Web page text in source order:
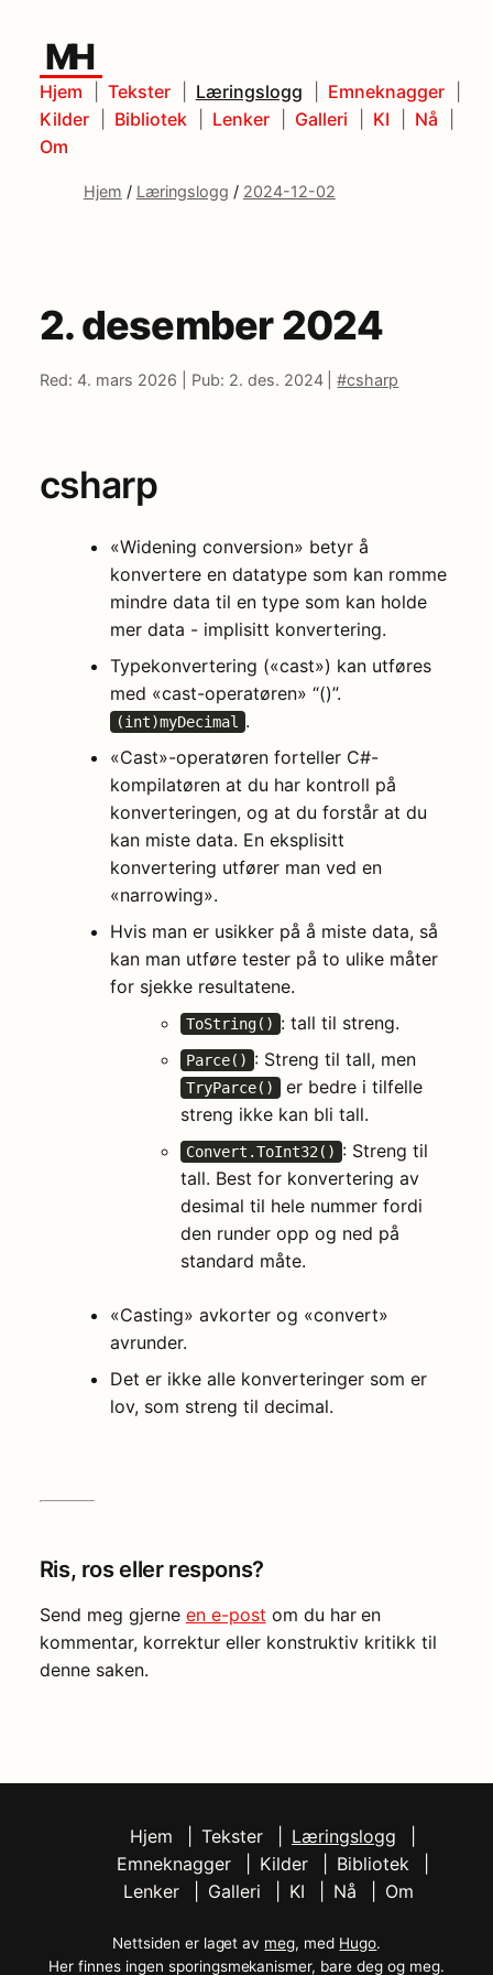
MH
Hjem Tekster Læringslogg
Emneknagger
Kilder
Bibliotek Lenker Galleri KI
Nå
Om
Hjem / Læringslogg / 2024-12-02
2. desember 2024
Red: 4. mars 2026 | Pub: 2. des. 2024 |#csharp
csharp
«Widening conversion» betyr å
konvertere en datatype som kan romme
mindre data til en type som kan holde
mer data - implisitt konvertering.
Typekonvertering («cast») kan utføres
med «cast-operatøren» “()”.
(int)myDecimal .
«Cast»-operatøren forteller C#-
kompilatøren at du har kontroll på
konverteringen, og at du forstår at du
kan miste data. En eksplisitt
konvertering utfører man ved en
«narrowing».
Hvis man er usikker på å miste data, så
kan man utføre tester på to ulike måter
for sjekke resultatene.
ToString() : tall til streng.
Parce() : Streng til tall, men
TryParce()
er bedre i tilfelle
streng ikke kan bli tall.
Convert.ToInt32() : Streng til
tall. Best for konvertering av
desimal til hele nummer fordi
den runder opp og ned på
standard måte.
«Casting» avkorter og «convert»
avrunder.
Det er ikke alle konverteringer som er
lov, som streng til decimal.
Ris, ros eller respons?
Send meg gjerne en e-post om du har en
kommentar, korrektur eller konstruktiv kritikk til
denne saken.
Hjem Tekster
Læringslogg
Emneknagger
Kilder
Bibliotek
Lenker
Galleri KI Nå Om
Nettsiden er laget av meg, med Hugo.
Her finnes ingen sporingsmekanismer, bare deg og meg.